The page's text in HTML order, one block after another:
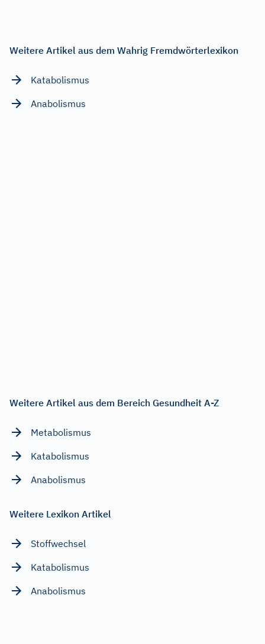
Weitere Artikel aus dem Wahrig Fremdwörterlexikon
Katabolismus
Anabolismus
Weitere Artikel aus dem Bereich Gesundheit A-Z
Metabolismus
Katabolismus
Anabolismus
Weitere Lexikon Artikel
Stoffwechsel
Katabolismus
Anabolismus